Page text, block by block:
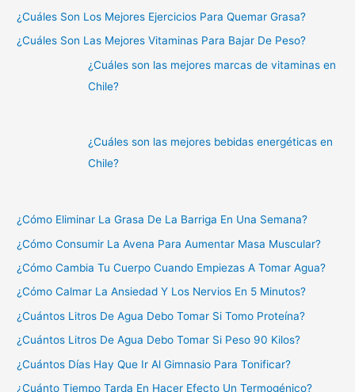
¿Cuáles Son Los Mejores Ejercicios Para Quemar Grasa?
¿Cuáles Son Las Mejores Vitaminas Para Bajar De Peso?
¿Cuáles son las mejores marcas de vitaminas en
Chile?
¿Cuáles son las mejores bebidas energéticas en
Chile?
¿Cómo Eliminar La Grasa De La Barriga En Una Semana?
¿Cómo Consumir La Avena Para Aumentar Masa Muscular?
¿Cómo Cambia Tu Cuerpo Cuando Empiezas A Tomar Agua?
¿Cómo Calmar La Ansiedad Y Los Nervios En 5 Minutos?
¿Cuántos Litros De Agua Debo Tomar Si Tomo Proteína?
¿Cuántos Litros De Agua Debo Tomar Si Peso 90 Kilos?
¿Cuántos Días Hay Que Ir Al Gimnasio Para Tonificar?
¿Cuánto Tiempo Tarda En Hacer Efecto Un Termogénico?